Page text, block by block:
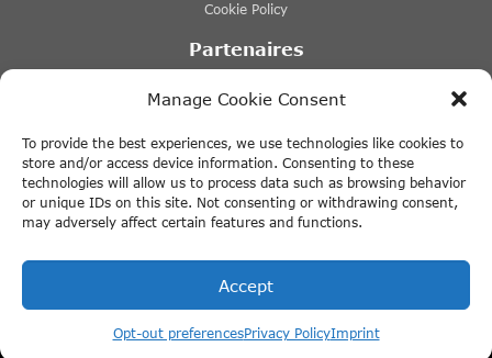
Manage Cookie Consent
To provide the best experiences, we use technologies like cookies to
store and/or access device information. Consenting to these
technologies will allow us to process data such as browsing behavior
or unique IDs on this site. Not consenting or withdrawing consent,
may adversely affect certain features and functions.
Accept
Opt-out preferencesPrivacy PolicyImprint
Cookie Policy
Partenaires
Lovers.nl
Tours & Tickets
Tiqets
+ Plus de liens
© 2026 ThingstodoinAmsterdam.com · All rights reserved